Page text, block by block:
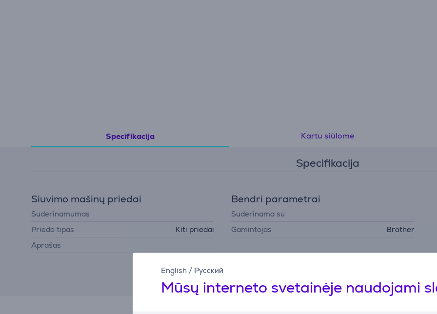
English / Русский
Mūsų interneto svetainėje naudojami
Specifikacija Kartu siūlome
Specifikacija
Siuvimo mašinų priedai
Suderinamumas
Priedo tipas
Kiti priedai
Aprašas
Bendri parametrai
Suderinama su
Gamintojas
Brother